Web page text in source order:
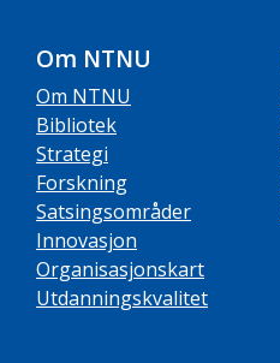
Om NTNU
Om NTNU
Bibliotek
Strategi
Forskning
Satsingsområder
Innovasjon
Organisasjonskart
Utdanningskvalitet